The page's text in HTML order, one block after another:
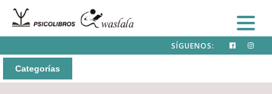
SÍGUENOS:
Categorías